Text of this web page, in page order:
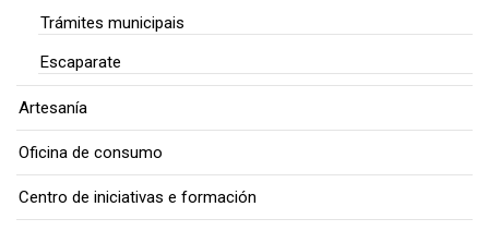
Trámites municipais
Escaparate
Artesanía
Oficina de consumo
Centro de iniciativas e formación